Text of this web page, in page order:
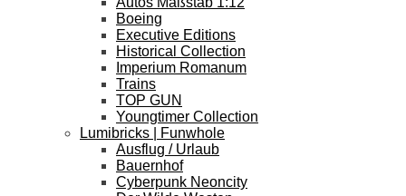
Boeing
Executive Editions
Historical Collection
Imperium Romanum
Trains
TOP GUN
Youngtimer Collection
Lumibricks | Funwhole
Ausflug / Urlaub
Bauernhof
Cyberpunk Neoncity